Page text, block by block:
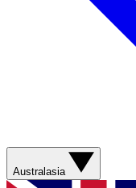
Australasia